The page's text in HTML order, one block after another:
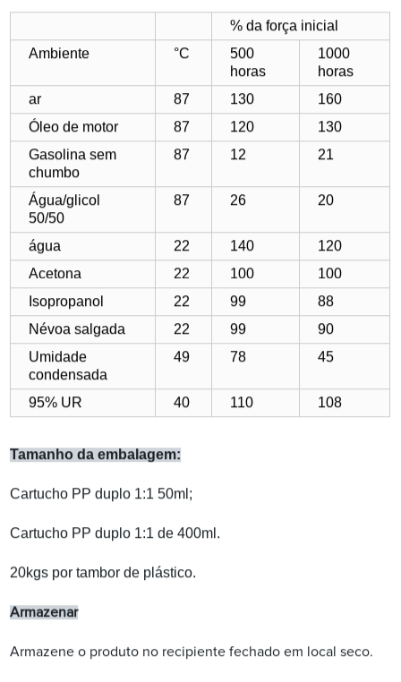
% da força inicial
Ambiente
°C
500
horas
1000
horas
ar
87 130
160
Óleo de motor
87 120
130
Gasolina sem
chumbo
87 12 21
Água/glicol
50/50
87 26 20
água 22 140
120
Acetona
22 100
100
Isopropanol
22 99
88
Névoa salgada
22 99
90
Umidade
condensada
49 78 45
95% UR 40 110 108
Tamanho da embalagem:
Cartucho PP duplo 1:1 50ml;
Cartucho PP duplo 1:1 de 400ml.
20kgs por tambor de plástico.
Armazenar
Armazene o produto no recipiente fechado em local seco.